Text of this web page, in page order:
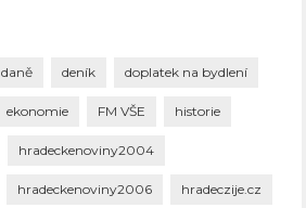
daně deník doplatek na bydlení
ekonomie FM VŠE historie
hradeckenoviny2004
hradeckenoviny2006 hradeczije.cz